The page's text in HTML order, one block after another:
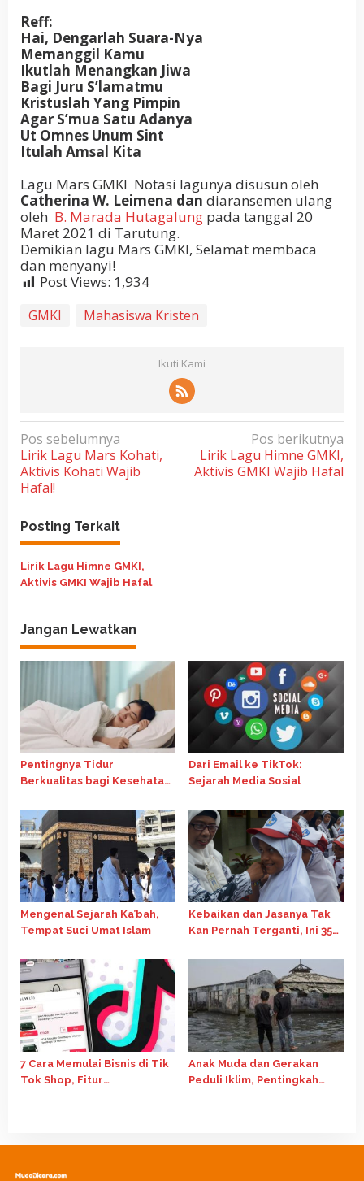
Reff:
Hai, Dengarlah Suara-Nya
Memanggil Kamu
Ikutlah Menangkan Jiwa
Bagi Juru S’lamatmu
Kristuslah Yang Pimpin
Agar S’mua Satu Adanya
Ut Omnes Unum Sint
Itulah Amsal Kita
Lagu Mars GMKI Notasi lagunya disusun oleh
Catherina W. Leimena dan diaransemen ulang
oleh B. Marada Hutagalung pada tanggal 20
Maret 2021 di Tarutung.
Demikian lagu Mars GMKI, Selamat membaca
dan menyanyi!
Post Views: 1,934
GMKI Mahasiswa Kristen
Ikuti Kami
N
a
v
g
a
s
p
o
s
Pos sebelumnya
Lirik Lagu Mars Kohati,
Aktivis Kohati Wajib
Hafal!
Pos berikutnya
Lirik Lagu Himne GMKI,
Aktivis GMKI Wajib Hafal
Posting Terkait
Lirik Lagu Himne GMKI,
Aktivis GMKI Wajib Hafal
Jangan Lewatkan
Pentingnya Tidur
Berkualitas bagi Kesehatan
Dari Email ke TikTok:
Sejarah Media Sosial
Mengenal Sejarah Ka’bah,
Tempat Suci Umat Islam
Kebaikan dan Jasanya Tak
Kan Pernah Terganti, Ini 35
Nasional 2024
7 Cara Memulai Bisnis di Tik
Tok Shop, Fitur
Anak Muda dan Gerakan
Peduli Iklim, Pentingkah